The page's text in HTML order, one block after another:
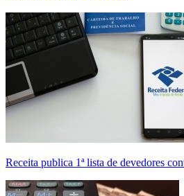
Receita publica 1ª lista de devedores